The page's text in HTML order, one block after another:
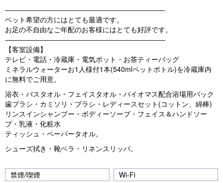
o
u
s
―――――――――――――――――――――――
ベット希望の方にはとても最適です。
お足の不自由なご年配のお客様にはとても好評です。
―――――――――――――――――――――――
【客室設備】
テレビ・電話・冷蔵庫・電気ポット・お茶ティーバッグ
ミネラルウォーターお1人様付1本(540mlペットボトル)を冷蔵庫内
に無料でご用意。
浴衣・バスタオル・フェイスタオル・バイオマス配合浴場用バック
歯ブラシ・カミソリ・ブラシ・レディースセット(コットン、綿棒)
リンスインシャンプー・ボディーソープ・フェイス＆ハンドソー
プ・乳液・化粧水
ティッシュ・ペーパータオル。
シューズ拭き・靴ベラ・リネンスリッパ。
禁煙/喫煙
Wi-Fi